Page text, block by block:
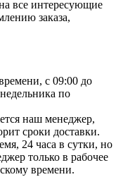
все интересующие
заказа,
с 09:00 до
по
наш менеджер,
сроки доставки.
24 часа в сутки, но
только в рабочее
времени.